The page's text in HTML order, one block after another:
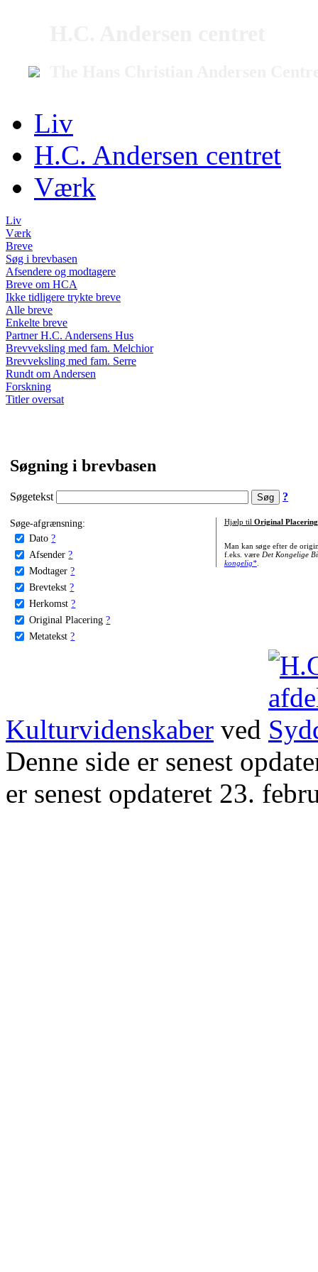
Liv
H.C. Andersen centret
Værk
Liv
Værk
Breve
Søg i brevbasen
Afsendere og modtagere
Breve om HCA
Ikke tidligere trykte breve
Alle breve
Enkelte breve
Partner H.C. Andersens Hus
Brevveksling med fam. Melchior
Brevveksling med fam. Serre
Rundt om Andersen
Forskning
Titler oversat
Søgning i brevbasen
Søgetekst ?
Søge-afgrænsning:
Dato ?
Afsender ?
Modtager ?
Brevtekst ?
Herkomst ?
Original Placering ?
Metatekst ?
Hjælp til Original Placering
Man kan søge efter de
f.eks. være Det Kongelige
kongelig*.
Kulturvidenskaber ved
Denne side er senest
er senest opdateret 23.